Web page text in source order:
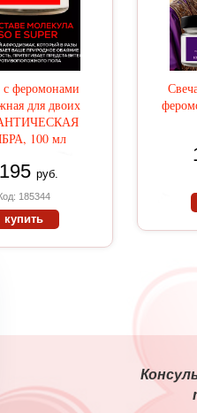
с феромонами
для двоих
100 мл
руб.
185344
купить